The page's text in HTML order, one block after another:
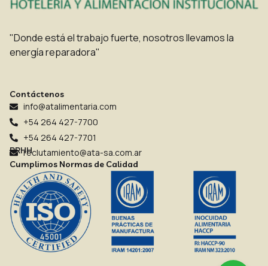
"Donde está el trabajo fuerte, nosotros llevamos la
energía reparadora"
Contáctenos
info@atalimentaria.com
+54 264 427-7700
+54 264 427-7701
RRHHreclutamiento@ata-sa.com.ar
Cumplimos Normas de Calidad